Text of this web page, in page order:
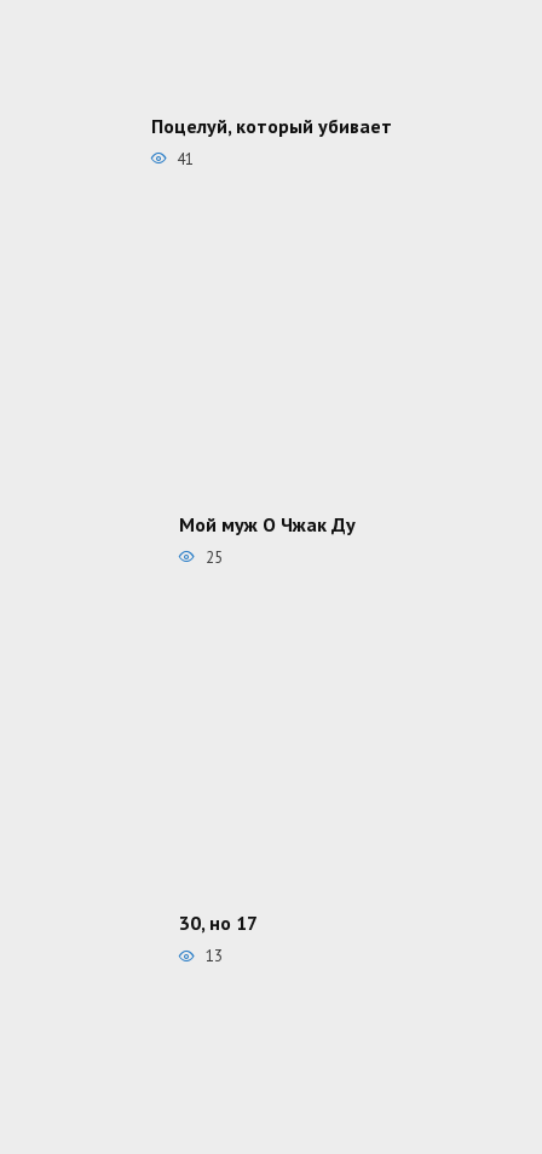
Поцелуй, который убивает
41
Мой муж О Чжак Ду
25
30, но 17
13